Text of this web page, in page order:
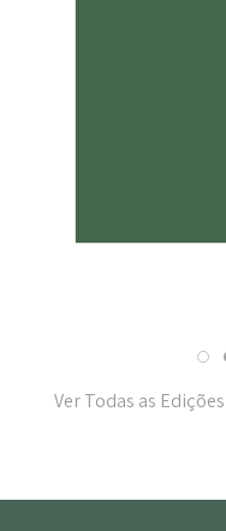
Ver Todas as Edições